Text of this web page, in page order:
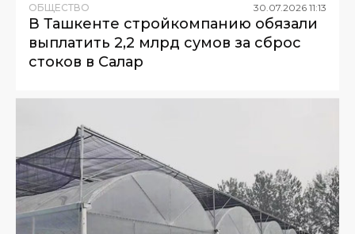
ОБЩЕСТВО 30 07 2026 11:13
В Ташкенте стройкомпанию обязали
выплатить 2,2 млрд сумов за сброс
стоков в Салар